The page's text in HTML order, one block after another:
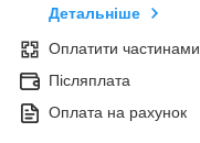
Детальніше
Оплатити частинами
Післяплата
Оплата на рахунок